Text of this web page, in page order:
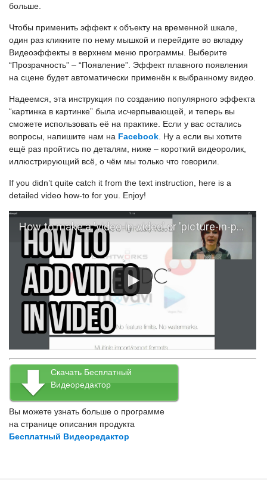
больше.
Чтобы применить эффект к объекту на временной шкале,
один раз кликните по нему мышкой и перейдите во вкладку
Видеоэффекты в верхнем меню программы. Выберите
“Прозрачность” – “Появление”. Эффект плавного появления
на сцене будет автоматически применён к выбранному видео.
Надеемся, эта инструкция по созданию популярного эффекта
“картинка в картинке” была исчерпывающей, и теперь вы
сможете использовать её на практике. Если у вас остались
вопросы, напишите нам на Facebook . Ну а если вы хотите
ещё раз пройтись по деталям, ниже – короткий видеоролик,
иллюстрирующий всё, о чём мы только что говорили.
If you didn’t quite catch it from the text instruction, here is a
detailed video how-to for you. Enjoy!
How to make a 'video-in-video' or 'picture-in-picture' effect with VSDC Free Video Editor
Скачать Бесплатный
Видеоредактор
Вы можете узнать больше о программе
на странице описания продукта
Бесплатный Видеоредактор